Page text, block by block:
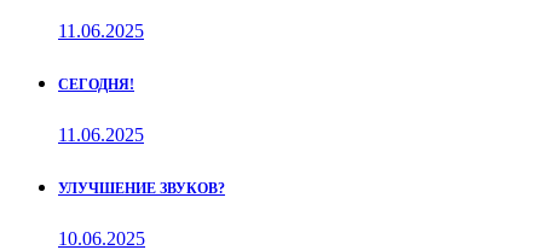
11.06.2025
СЕГОДНЯ!
11.06.2025
УЛУЧШЕНИЕ ЗВУКОВ?
10.06.2025